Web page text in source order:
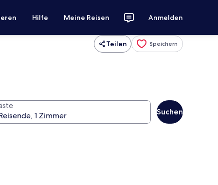
Hilfe Meine Reisen Anmelden
Teilen Speichern
Suchen